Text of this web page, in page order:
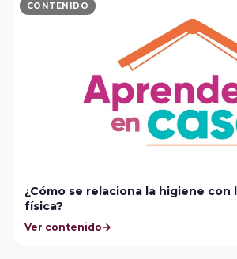
CONTENIDO
¿Cómo se relaciona la higiene con
física?
Ver contenido